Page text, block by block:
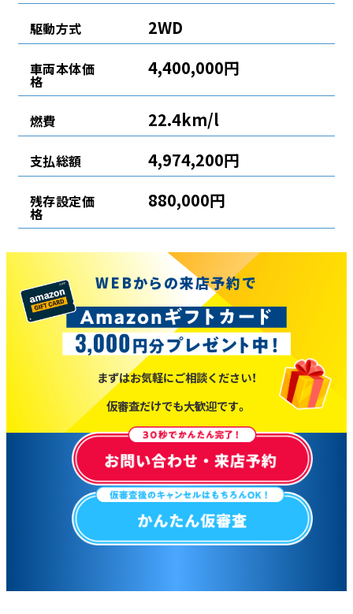
駆動方式 2WD
車両本体価
格
4,400,000円
燃費 22.4km/l
支払総額 4,974,200円
残存設定価
格
880,000円
WEBからの来店予約で
まずはお気軽にご相談ください！
仮審査だけでも大歓迎です。